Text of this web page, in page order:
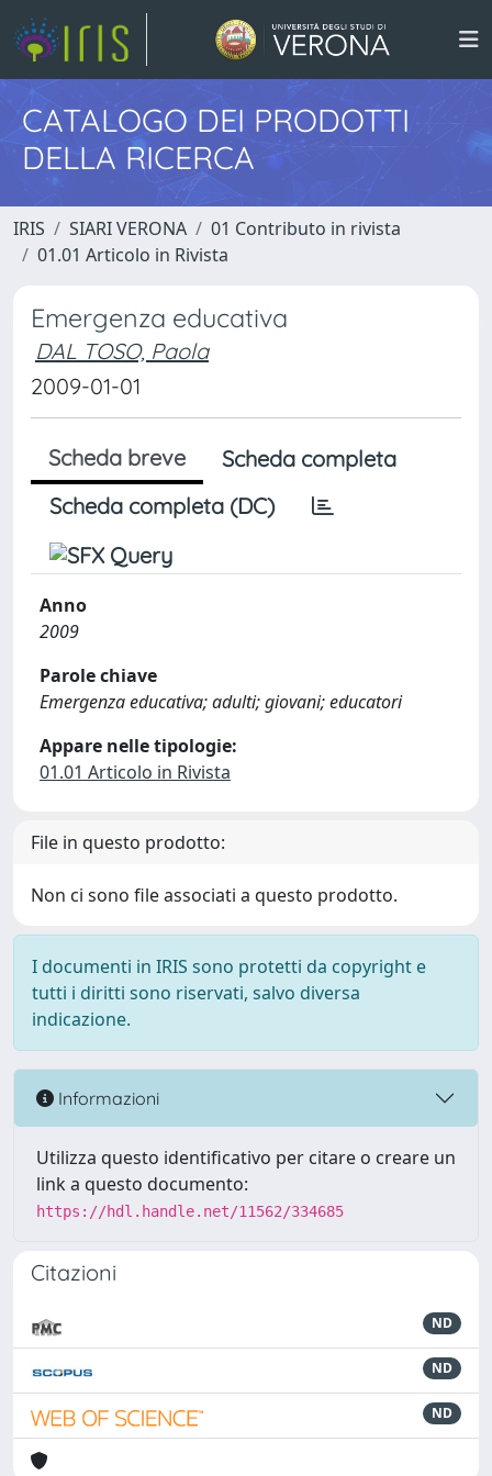
CATALOGO DEI PRODOTTI
DELLA RICERCA
IRIS SIARI VERONA
01 Contributo in rivista
01.01 Articolo in Rivista
Emergenza educativa
DAL TOSO, Paola
2009-01-01
Scheda breve
Scheda completa
Scheda completa (DC)
Anno
2009
Parole chiave
Emergenza educativa; adulti; giovani; educatori
Appare nelle tipologie:
01.01 Articolo in Rivista
File in questo prodotto:
Non ci sono file associati a questo prodotto.
I documenti in IRIS sono protetti da copyright e
tutti i diritti sono riservati, salvo diversa
indicazione.
Informazioni
Utilizza questo identificativo per citare o creare un
link a questo documento:
https://hdl.handle.net/11562/334685
Citazioni
ND
ND
ND